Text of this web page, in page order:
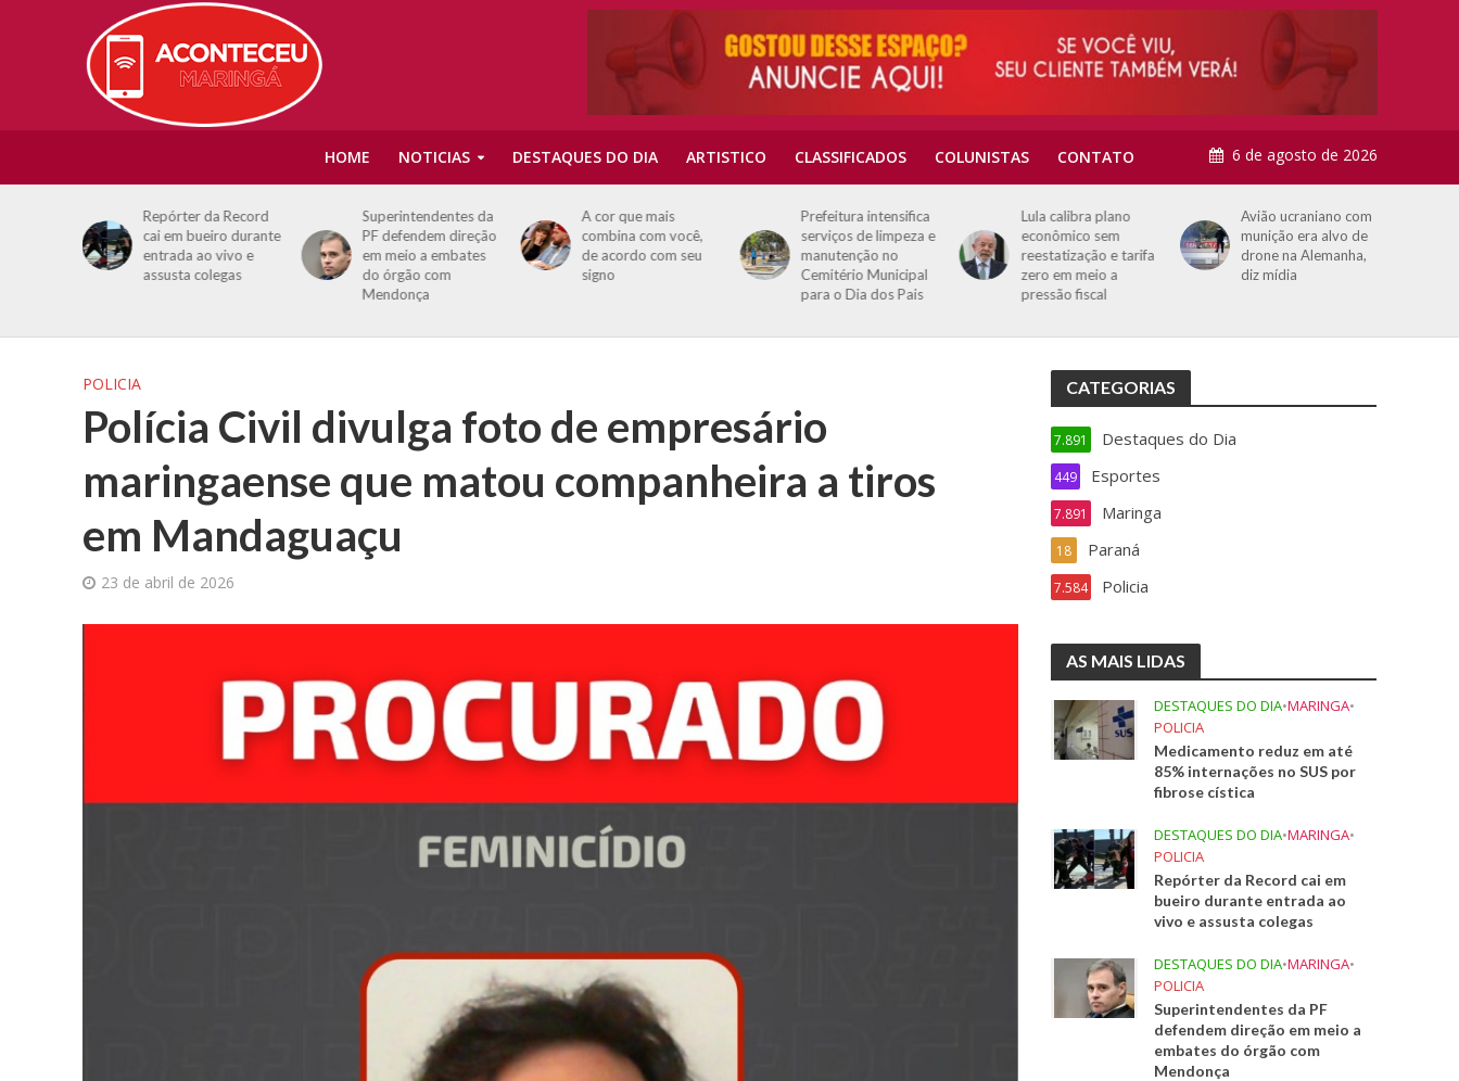
HOME NOTICIAS DESTAQUES DO DIA ARTISTICO CLASSIFICADOS COLUNISTAS CONTATO 6 de agosto de 2026
Repórter da Record
cai em bueiro durante
entrada ao vivo e
assusta colegas
Superintendentes da
PF defendem direção
em meio a embates
do órgão com
Mendonça
A cor que mais
combina com você,
de acordo com seu
signo
Prefeitura intensifica
serviços de limpeza e
manutenção no
Cemitério Municipal
para o Dia dos Pais
Lula calibra plano
econômico sem
reestatização e tarifa
zero em meio a
pressão fiscal
Avião ucraniano com
munição era alvo de
drone na Alemanha,
diz mídia
POLICIA
Polícia Civil divulga foto de empresário
maringaense que matou companheira a tiros
em Mandaguaçu
23 de abril de 2026
CATEGORIAS
Destaques do Dia
7.891
Esportes
449
Maringa
7.891
Paraná
18
Policia
7.584
AS MAIS LIDAS
DESTAQUES DO DIA•MARINGA•
POLICIA
Medicamento reduz em até
85% internações no SUS por
fibrose cística
DESTAQUES DO DIA•MARINGA•
POLICIA
Repórter da Record cai em
bueiro durante entrada ao
vivo e assusta colegas
DESTAQUES DO DIA•MARINGA•
POLICIA
Superintendentes da PF
defendem direção em meio a
embates do órgão com
Mendonça